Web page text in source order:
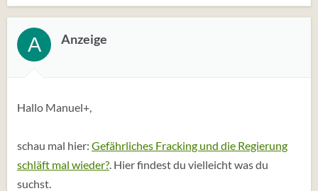
A Anzeige
Hallo Manuel+,
schau mal hier: Gefährliches Fracking und die Regierung
schläft mal wieder?. Hier findest du vielleicht was du
suchst.